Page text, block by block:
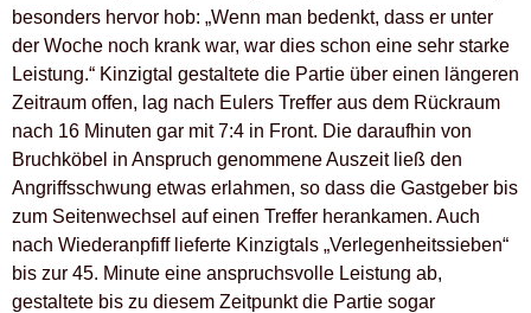
besonders hervor hob: „Wenn man bedenkt, dass er unter
der Woche noch krank war, war dies schon eine sehr starke
Leistung.“ Kinzigtal gestaltete die Partie über einen längeren
Zeitraum offen, lag nach Eulers Treffer aus dem Rückraum
nach 16 Minuten gar mit 7:4 in Front. Die daraufhin von
Bruchköbel in Anspruch genommene Auszeit ließ den
Angriffsschwung etwas erlahmen, so dass die Gastgeber bis
zum Seitenwechsel auf einen Treffer herankamen. Auch
nach Wiederanpfiff lieferte Kinzigtals „Verlegenheitssieben“
bis zur 45. Minute eine anspruchsvolle Leistung ab,
gestaltete bis zu diesem Zeitpunkt die Partie sogar